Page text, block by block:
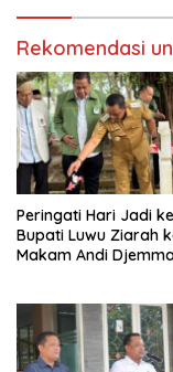
Rekomendasi
Peringati Hari Jadi
Bupati Luwu Ziarah
Makam Andi